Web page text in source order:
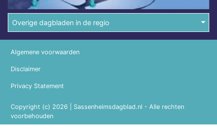
Overige dagbladen in de regio
Copyright (c) 2026 | Sassenheimsdagblad.nl - Alle rechten
voorbehouden
Algemene voorwaarden
Disclaimer
Privacy Statement